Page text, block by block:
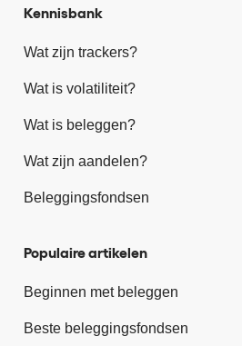
Kennisbank
Wat zijn trackers?
Wat is volatiliteit?
Wat is beleggen?
Wat zijn aandelen?
Beleggingsfondsen
Populaire artikelen
Beginnen met beleggen
Beste beleggingsfondsen